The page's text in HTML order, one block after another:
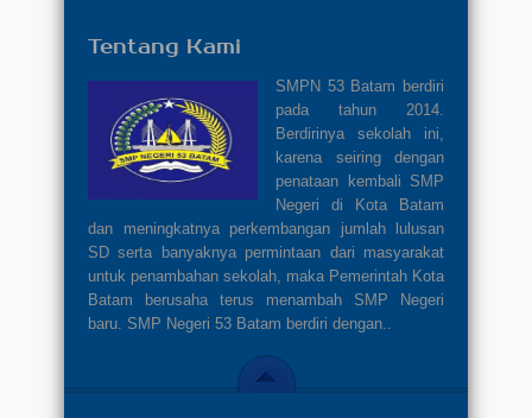
Tentang Kami
SMPN 53 Batam berdiri
pada tahun 2014.
Berdirinya sekolah ini,
karena seiring dengan
penataan kembali SMP
Negeri di Kota Batam
dan meningkatnya perkembangan jumlah lulusan
SD serta banyaknya permintaan dari masyarakat
untuk penambahan sekolah, maka Pemerintah Kota
Batam berusaha terus menambah SMP Negeri
baru. SMP Negeri 53 Batam berdiri dengan..